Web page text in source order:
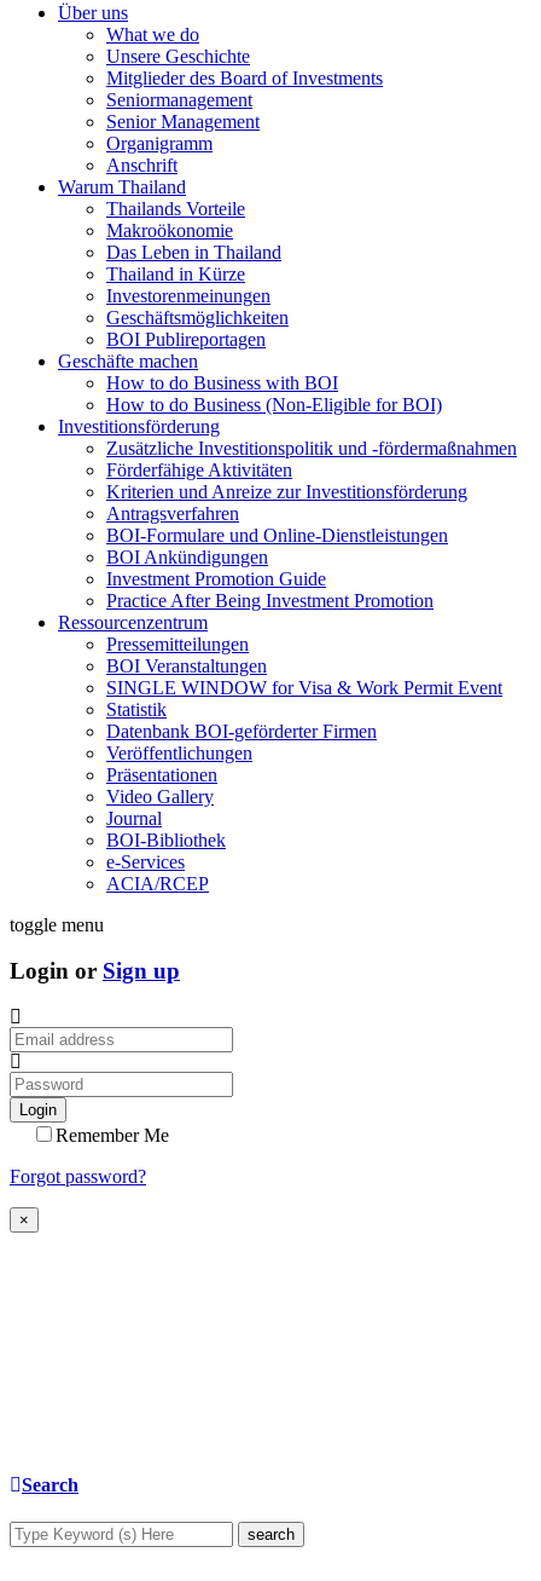
Über uns
What we do
Unsere Geschichte
Mitglieder des Board of Investments
Seniormanagement
Senior Management
Organigramm
Anschrift
Warum Thailand
Thailands Vorteile
Makroökonomie
Das Leben in Thailand
Thailand in Kürze
Investorenmeinungen
Geschäftsmöglichkeiten
BOI Publireportagen
Geschäfte machen
How to do Business with BOI
How to do Business (Non-Eligible for BOI)
Investitionsförderung
Zusätzliche Investitionspolitik und -fördermaßnahmen
Förderfähige Aktivitäten
Kriterien und Anreize zur Investitionsförderung
Antragsverfahren
BOI-Formulare und Online-Dienstleistungen
BOI Ankündigungen
Investment Promotion Guide
Practice After Being Investment Promotion
Ressourcenzentrum
Pressemitteilungen
BOI Veranstaltungen
SINGLE WINDOW for Visa & Work Permit Event
Statistik
Datenbank BOI-geförderter Firmen
Veröffentlichungen
Präsentationen
Video Gallery
Journal
BOI-Bibliothek
e-Services
ACIA/RCEP
toggle menu
Login or Sign up
Login
Remember Me
Forgot password?
×
Search
search